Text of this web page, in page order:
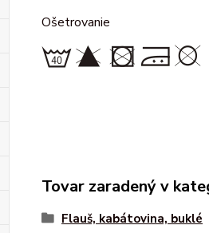
Ošetrovanie
Tovar zaradený v
Flauš, kabátovina, buklé